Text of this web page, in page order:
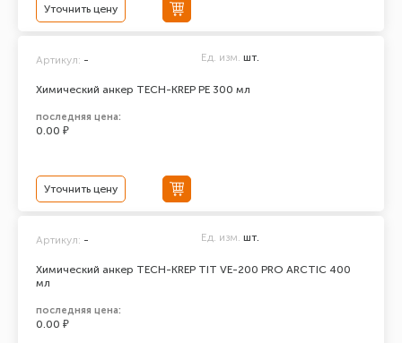
Уточнить цену
Химический анкер TECH-KREP PE 300 мл
Артикул: - Ед. изм. шт.
последняя цена:
0.00 ₽
Уточнить цену
Химический анкер TECH-KREP TIT VE-200 PRO ARCTIC 400
мл
Артикул: - Ед. изм. шт.
последняя цена:
0.00 ₽